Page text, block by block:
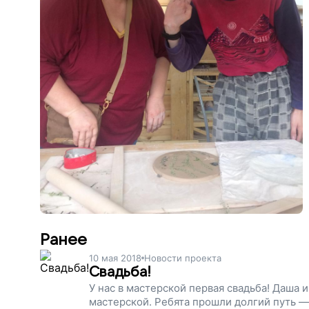
Ранее
10 мая 2018 Новости проекта
Свадьба!
У нас в мастерской первая свадьба!
мастерской. Ребята прошли долгий путь